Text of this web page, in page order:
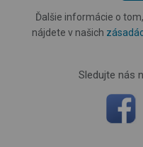
Ďalšie informácie o
nájdete v našich
Sledujte nás